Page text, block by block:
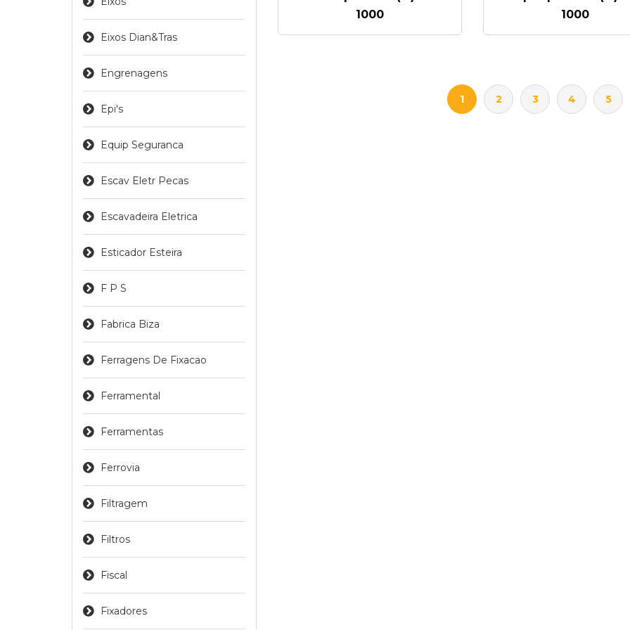
Eixos Dian&tras
Engrenagens
Epi's
Equip Seguranca
Escav Eletr Pecas
Escavadeira Eletrica
Esticador Esteira
F P S
Fabrica Biza
Ferragens De Fixacao
Ferramental
Ferramentas
Ferrovia
Filtragem
Filtros
Fiscal
Fixadores
1000
1000
1 2 3 4 5